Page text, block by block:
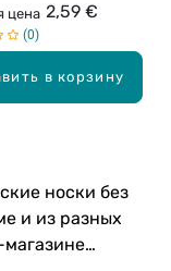
в корзину
цена 2,59 €
0
носки без
и из разных